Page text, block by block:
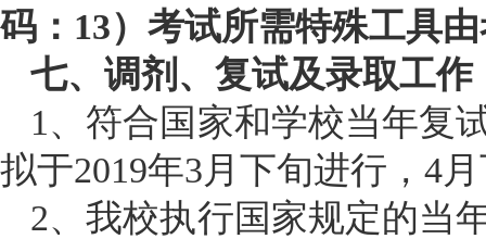
码： 13）考试所需特殊工具
七、调剂、复试及录取工作
1、符合国家和学校当年复
拟于2019年3月下旬进行，4
2、我校执行国家规定的当